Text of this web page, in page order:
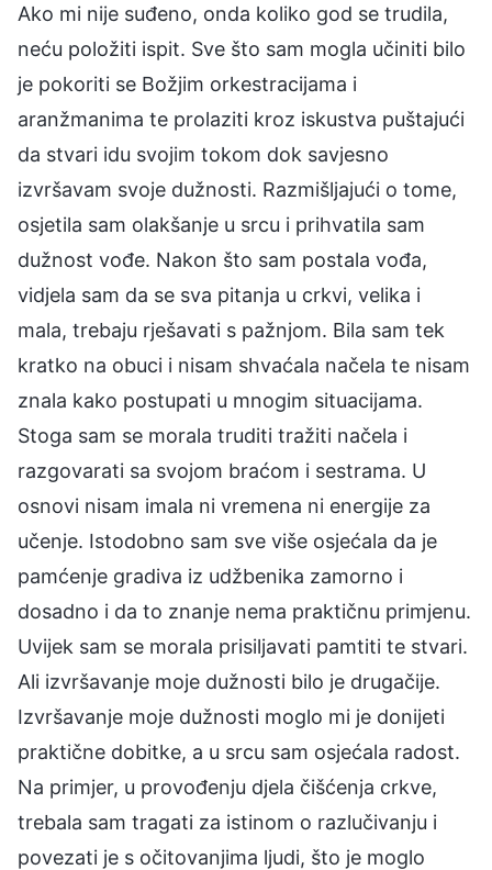
Ako mi nije suđeno, onda koliko god se trudila,
neću položiti ispit. Sve što sam mogla učiniti bilo
je pokoriti se Božjim orkestracijama i
aranžmanima te prolaziti kroz iskustva puštajući
da stvari idu svojim tokom dok savjesno
izvršavam svoje dužnosti. Razmišljajući o tome,
osjetila sam olakšanje u srcu i prihvatila sam
dužnost vođe. Nakon što sam postala vođa,
vidjela sam da se sva pitanja u crkvi, velika i
mala, trebaju rješavati s pažnjom. Bila sam tek
kratko na obuci i nisam shvaćala načela te nisam
znala kako postupati u mnogim situacijama.
Stoga sam se morala truditi tražiti načela i
razgovarati sa svojom braćom i sestrama. U
osnovi nisam imala ni vremena ni energije za
učenje. Istodobno sam sve više osjećala da je
pamćenje gradiva iz udžbenika zamorno i
dosadno i da to znanje nema praktičnu primjenu.
Uvijek sam se morala prisiljavati pamtiti te stvari.
Ali izvršavanje moje dužnosti bilo je drugačije.
Izvršavanje moje dužnosti moglo mi je donijeti
praktične dobitke, a u srcu sam osjećala radost.
Na primjer, u provođenju djela čišćenja crkve,
trebala sam tragati za istinom o razlučivanju i
povezati je s očitovanjima ljudi, što je moglo